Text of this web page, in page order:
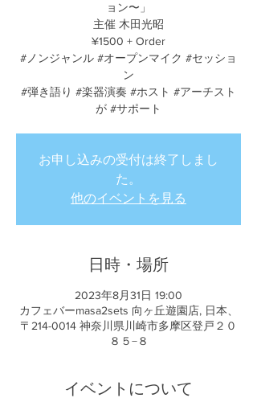
ョン〜」
主催 木田光昭
¥1500 + Order
#ノンジャンル #オープンマイク #セッショ
ン
#弾き語り #楽器演奏 #ホスト #アーチスト
が #サポート
お申し込みの受付は終了しまし
た。
他のイベントを見る
日時・場所
2023年8月31日 19:00
カフェバーmasa2sets 向ヶ丘遊園店, 日本、
〒214-0014 神奈川県川崎市多摩区登戸２０
８５−８
イベントについて